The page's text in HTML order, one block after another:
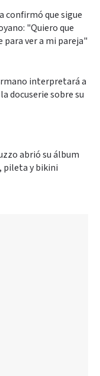
confirmó que sigue
"Quiero que
ver a mi pareja"
interpretará a
docuserie sobre su
abrió su álbum
pileta y bikini